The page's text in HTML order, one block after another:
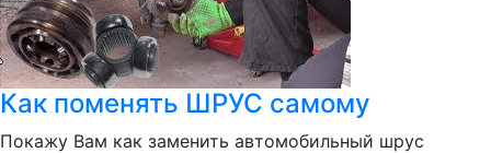
Как поменять ШРУС самому
Покажу Вам как заменить автомобильный шрус